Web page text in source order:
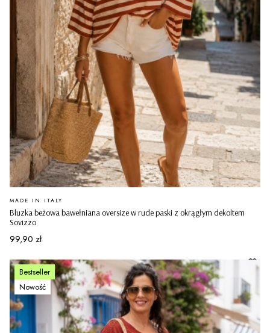
Bluzka beżowa bawełniana oversize w rude paski z okrągłym dekoltem
Sovizzo
PRODUCENT
MADE IN ITALY
Cena
99,90 zł
Bestseller
Nowość